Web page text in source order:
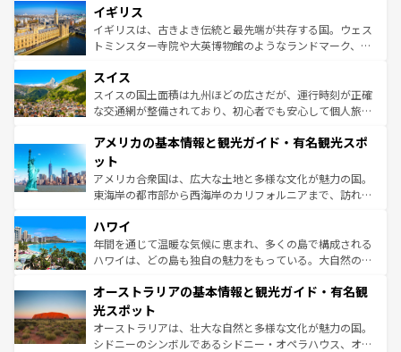
香り高いラベンダー畑など、多彩な楽しみ方が可能だ。さ
らに、パリ以外の地域にも魅力が溢れており、どの街角に
も豊かな歴史と文化が息づいている。パリ以外の個性あふ
を参照してほしい。
顔を持つこの国は、どこを歩いても飽きることがない。ベ
ルリンの文化的活気、バイエルン州のアルプスの絶景、そ
してライン川沿いのワイン畑といった風景は必見。ビール
は、お酒好きな人にはぜひ体験してほしい。 なお、新着の
ドイツ情報はコンテンツ一覧を参照してほしい。
イギリス
イギリスは、古きよき伝統と最先端が共存する国。ウェス
トミンスター寺院や大英博物館のようなランドマーク、歴
リアごとに異なる魅力がある。また、優雅なアフタヌーン
ティー、ビール好きにはたまらない英国パブ、サッカー観
戦など、本場だからこそできる体験も豊富。イギリスを旅
ンツ一覧を参照してほしい。
スイス
スイスの国土面積は九州ほどの広さだが、運行時刻が正確
な交通網が整備されており、初心者でも安心して個人旅行
の建物がそのまま残る町や、スイスならではのユニークな
博物館もあり、アルプス観光だけでなく町歩きも満喫する
ことができる。国民の所得が高いため物価も高いが、旅行
者向けの交通パス提供のサービスもあり、うまく活用すれ
着のスイス情報は
アメリカの基本情報と観光ガイド・有名観光スポ
ット
アメリカ合衆国は、広大な土地と多様な文化が魅力の国。
東海岸の都市部から西海岸のカリフォルニアまで、訪れる
のような巨大都市は、観光、ショッピング、エンターテイ
ンメントが詰まった刺激的なスポットだ。一方、アメリカ
西部には大自然が広がり、グランドキャニオンやイエロー
部のニューオーリンズでは、音楽と美食が融合した独特の
文化が魅力。旅行者はアメリカの各地域で異なる魅力を楽
しみながら、その多様性と豊かな歴史を感じることができ
るだろう。車でのロードトリップや列車の旅も、アメリカ
ハワイ
年間を通じて温暖な気候に恵まれ、多くの島で構成される
ハワイは、どの島も独自の魅力をもっている。大自然の神
ワイ島は見逃せない。また、定番の観光地といえばオアフ
島だが、静かな自然を求めるならマウイ島やカウアイ島が
おすすめ。エメラルドグリーンに輝く海をはじめ、豊かな
文化や歴史が息づいている。「アロハスピリット」と呼ば
オーストラリアの基本情報と観光ガイド・有名観
光スポット
オーストラリアは、壮大な自然と多様な文化が魅力の国。
シドニーのシンボルであるシドニー・オペラハウス、オー